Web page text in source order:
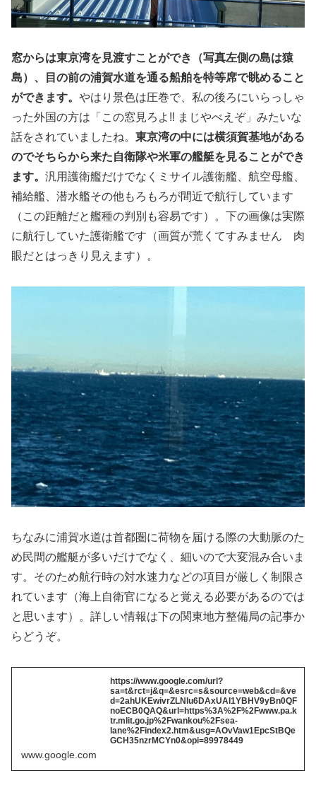
窓からは東京湾を見渡すことができ（写真左側の島は猿
島）、目の前の浦賀水道を通る船舶を特等席で眺めること
ができます。 やはり景色は圧巻で、私の後ろにいらっしゃ
った外国の方は「この窓見ろよ‼︎ まじやべえぞ」みたいな
話をされていましたね。 東京湾の中には横須賀基地がある
のでそちらから来た自衛隊や米軍の艦艇を見ることができ
ます。 汎用護衛艦だけでなくミサイル護衛艦、航空母艦、
補給艦、潜水艦その他もろもろが間近で航行しています
（この距離だと艦種の判別も容易です）。下の画像は実際
に航行していた護衛艦です（画質が荒くてすみません 肉
眼だとはっきり見えます）。
ちなみに浦賀水道は首都圏に荷物を届ける際の大動脈のた
め民間の艦艇が多いだけでなく、細いので大変混み合いま
す。そのため航行時の対水速力などの項目が厳しく制限さ
れています（海上自衛官になると覚える必要があるのでは
と思います）。詳しい情報は下の関東地方整備局の記事か
らどうぞ。
https://www.google.com/url?
sa=t&rct=j&q=&esrc=s&source=web&cd=&ve
d=2ahUKEwivrZLNlu6DAxUAl1YBHV9yBn0QF
noECB0QAQ&url=https%3A%2F%2Fwww.pa.k
tr.mlit.go.jp%2Fwankou%2Fsea-
lane%2Findex2.htm&usg=AOvVaw1EpcStBQe
GCH35nzrMCYn0&opi=89978449
www.google.com